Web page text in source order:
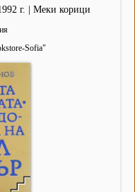
г. | Меки корици
Sofia"